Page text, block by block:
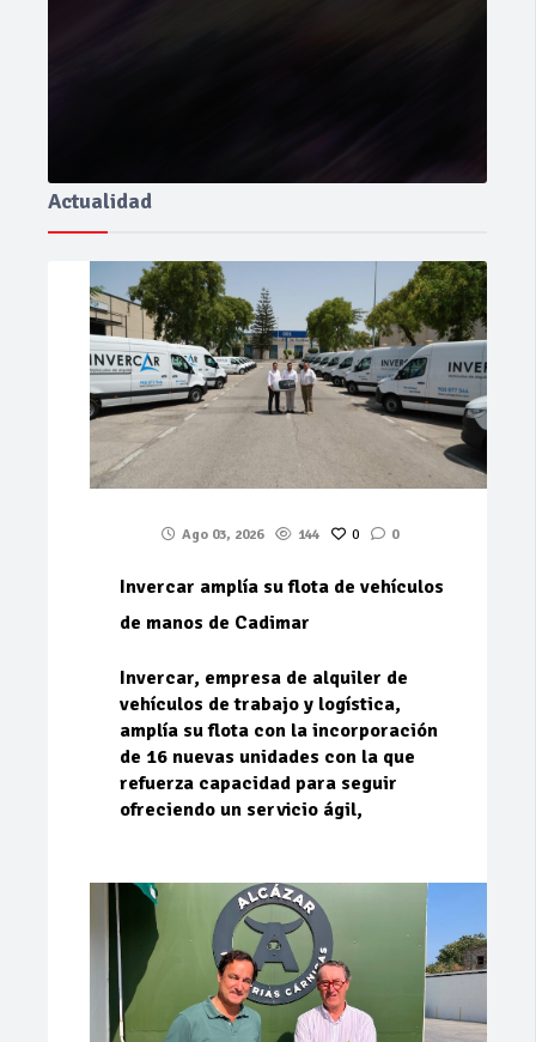
Actualidad
Ago 03, 2026 144 0 0
Invercar amplía su flota de vehículos
de manos de Cadimar
Invercar, empresa de alquiler de
vehículos de trabajo y logística,
amplía su flota con la incorporación
de 16 nuevas unidades con la que
refuerza capacidad para seguir
ofreciendo un servicio ágil,